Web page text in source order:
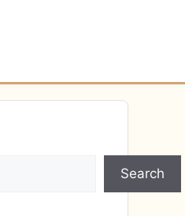
Search